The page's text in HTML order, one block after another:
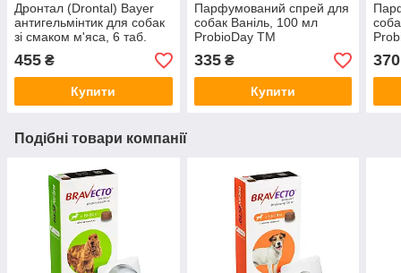
Дронтал (Drontal) Bayer
антигельмінтик для собак
зі смаком м'яса, 6 таб.
455 ₴
Купити
Парфумований спрей для
собак Ваніль, 100 мл
ProbioDay TM
335₴
Купити
370
Подібні товари компанії